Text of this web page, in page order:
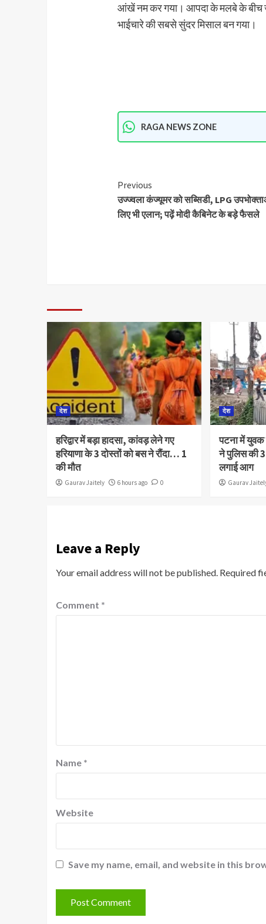
आंखें नम कर गया। आपदा के मलबे के बीच
भाईचारे की सबसे सुंदर मिसाल बन गया।
RAGA NEWS ZONE
Previous
उज्ज्वला कंज्यूमर को सब्सिडी, LPG
लिए भी एलान; पढ़ें मोदी कैबिनेट के बड़े फैसले
देश
हरिद्वार में बड़ा हादसा, कांवड़ लेने गए
हरियाणा के 3 दोस्तों को बस ने रौंदा… 1
की मौत
Gaurav Jaitely 6 hours ago 0
देश
पटना में युवक
ने पुलिस की
लगाई आग
Gaurav
Leave a Reply
Your email address will not be published. Required
Comment *
Name *
Website
Save my name, email, and website in this